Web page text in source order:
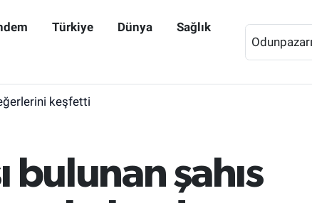
Türkiye Dünya Sağlık
Odunpazarı
keşfetti
bulunan şahıs